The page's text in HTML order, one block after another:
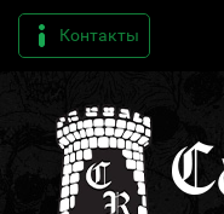
Контакты